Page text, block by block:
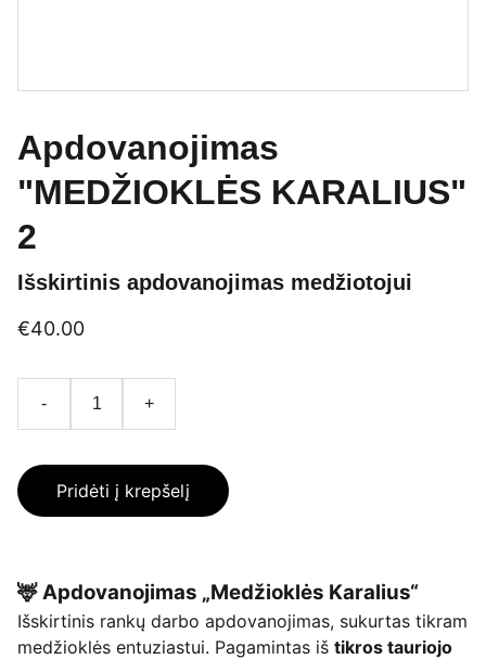
Apdovanojimas
"MEDŽIOKLĖS KARALIUS"
2
Išskirtinis apdovanojimas medžiotojui
€40.00
- +
Pridėti į krepšelį
🦌 Apdovanojimas „Medžioklės Karalius“
Išskirtinis rankų darbo apdovanojimas, sukurtas tikram
medžioklės entuziastui. Pagamintas iš tikros tauriojo